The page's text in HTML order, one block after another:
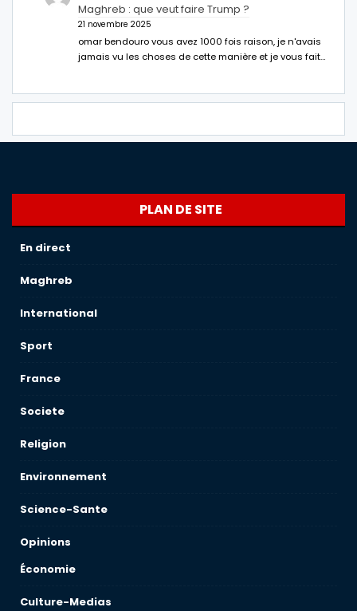
Maghreb : que veut faire Trump ?
21 novembre 2025
omar bendouro vous avez 1000 fois raison, je n'avais
jamais vu les choses de cette manière et je vous fait…
PLAN DE SITE
En direct
Maghreb
International
Sport
France
Societe
Religion
Environnement
Science-Sante
Opinions
Économie
Culture-Medias